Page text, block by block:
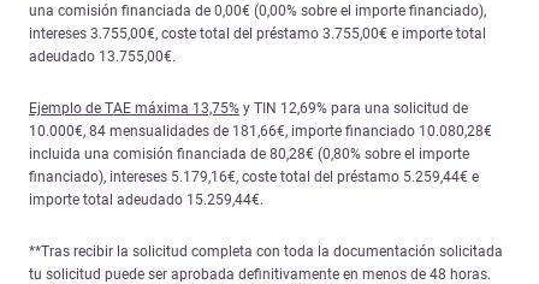
una comisión financiada de 0,00€ (0,00% sobre el importe financiado),
intereses 3.755,00€, coste total del préstamo 3.755,00€ e importe total
adeudado 13.755,00€.
Ejemplo de TAE máxima 13,75% y TIN 12,69% para una solicitud de
10.000€, 84 mensualidades de 181,66€, importe financiado 10.080,28€
incluida una comisión financiada de 80,28€ (0,80% sobre el importe
financiado), intereses 5.179,16€, coste total del préstamo 5.259,44€ e
importe total adeudado 15.259,44€.
**Tras recibir la solicitud completa con toda la documentación solicitada
tu solicitud puede ser aprobada definitivamente en menos de 48 horas.